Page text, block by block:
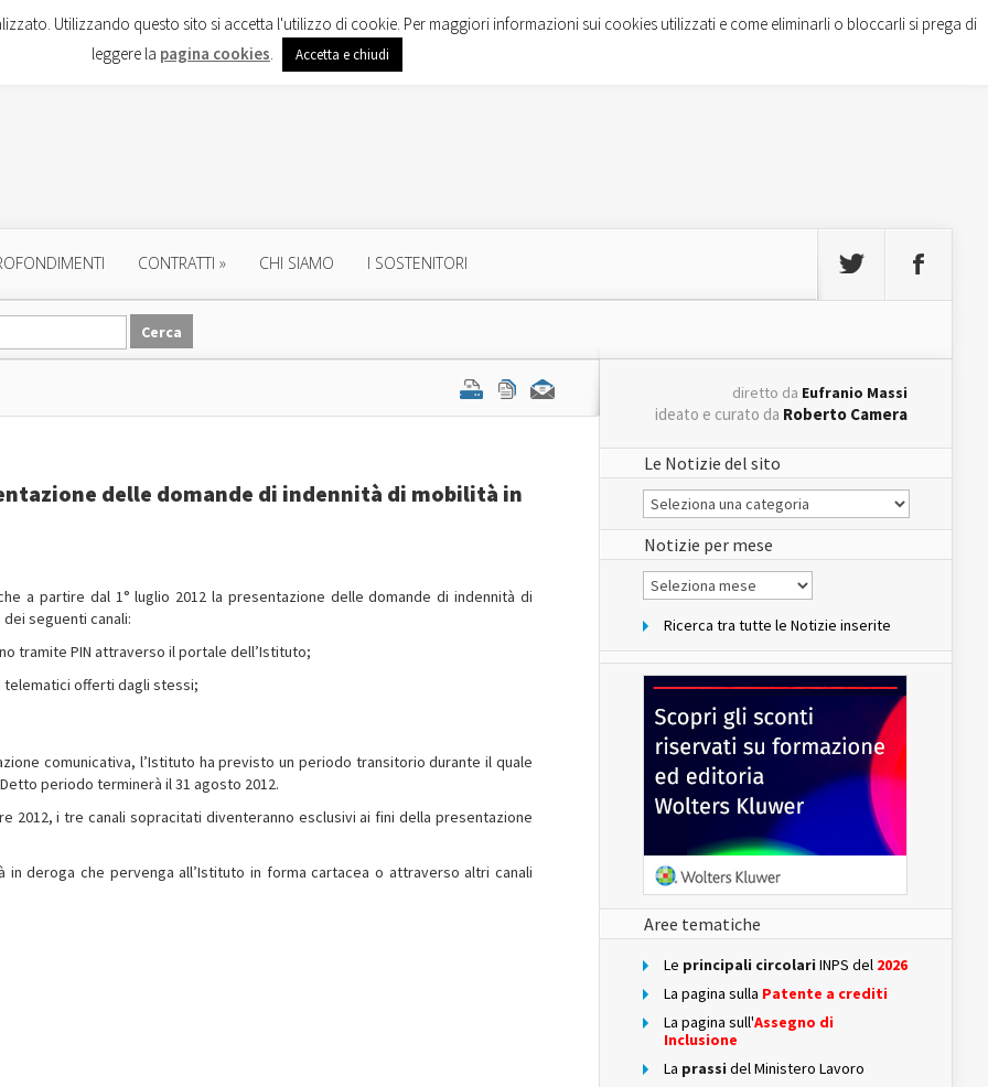
CONTRATTI » CHI SIAMO I SOSTENITORI
delle domande di indennità di mobilità in
a partire dal 1° luglio 2012 la presentazione delle domande di indennità di
seguenti canali:
tramite PIN attraverso il portale dell’Istituto;
offerti dagli stessi;
comunicativa, l’Istituto ha previsto un periodo transitorio durante il quale
periodo terminerà il 31 agosto 2012.
2012, i tre canali sopracitati diventeranno esclusivi ai fini della presentazione
deroga che pervenga all’Istituto in forma cartacea o attraverso altri canali
diretto da Eufranio Massi
ideato e curato da Roberto Camera
Le Notizie del sito
Le
Notizie
del
sito
Notizie per mese
Notizie
per
Ricerca tra tutte le Notizie inserite
Aree tematiche
Le principali circolari INPS del 2026
La pagina sulla Patente a crediti
La pagina sull'Assegno di
Inclusione
La prassi del Ministero Lavoro
Utilizzando questo sito si accetta l'utilizzo di cookie. Per maggiori informazioni sui cookies utilizzati e come eliminarli o bloccarli si prega di
leggere la pagina cookies. Accetta e chiudi